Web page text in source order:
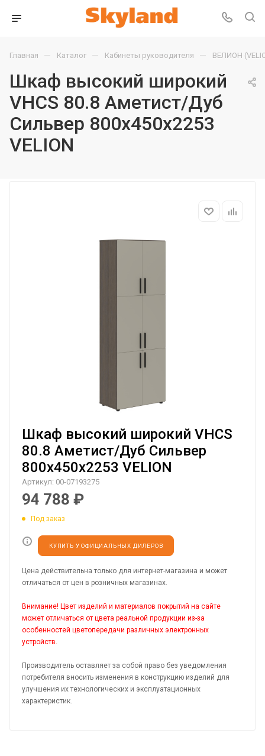
Главная — Каталог — Кабинеты руководителя — ВЕЛИОН
Шкаф высокий широкий
VHCS 80.8 Аметист/Дуб
Сильвер 800х450х2253
VELION
Шкаф высокий широкий VHCS
80.8 Аметист/Дуб Сильвер
800х450х2253 VELION
Артикул: 00-07193275
94 788 ₽
Под заказ
КУПИТЬ У ОФИЦИАЛЬНЫХ ДИЛЕРОВ
Цена действительна только для интернет-магазина и может
отличаться от цен в розничных магазинах.
Внимание! Цвет изделий и материалов покрытий на сайте
может отличаться от цвета реальной продукции из-за
особенностей цветопередачи различных электронных
устройств.
Производитель оставляет за собой право без уведомления
потребителя вносить изменения в конструкцию изделий для
улучшения их технологических и эксплуатационных
характеристик.